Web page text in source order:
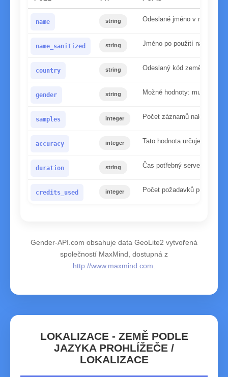
name string Odeslané jméno v malých
name_sanitized string Jméno po použití našeho
country string Odeslaný kód země
gender string Možné hodnoty: mužské,
samples integer Počet záznamů
accuracy integer Tato hodnota určuje
duration string Čas potřebný serveru ke
credits_used integer Počet požadavků použitých
Gender-API.com obsahuje data GeoLite2 vytvořená
společností MaxMind, dostupná z
http://www.maxmind.com
LOKALIZACE - ZEMĚ PODLE
JAZYKA PROHLÍŽEČE /
LOKALIZACE